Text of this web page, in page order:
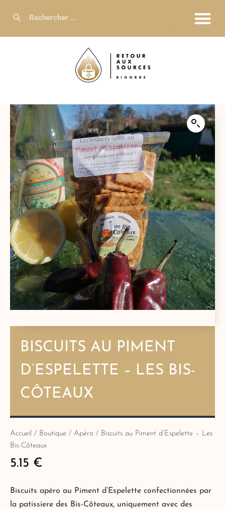
BISCUITS AU PIMENT
D’ESPELETTE – LES BIS-
CÔTEAUX
Accueil / Boutique / Apéro / Biscuits au Piment d’Espelette – Les
Bis-Côteaux
5.15 €
Biscuits apéro au Piment d’Espelette confectionnées par
la patissiere des Bis-Côteaux, uniquement avec des